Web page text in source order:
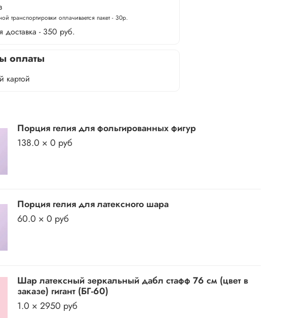
транспортировки оплачивается пакет - 30р.
доставка - 350 руб.
оплаты
картой
Порция гелия для фольгированных фигур
138.0 × 0 руб
Порция гелия для латексного шара
60.0 × 0 руб
Шар латексный зеркальный дабл стафф 76 см (цвет в
заказе) гигант (БГ-60)
1.0 × 2950 руб